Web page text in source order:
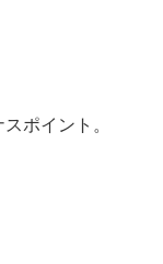
ポイント。